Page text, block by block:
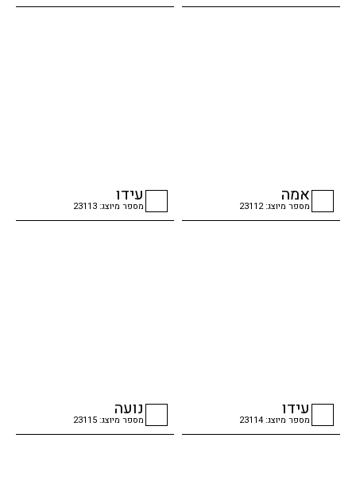
אמה
מספר מיוצג: 23112
עידו
מספר מיוצג: 23113
עידו
מספר מיוצג: 23114
נועה
מספר מיוצג: 23115